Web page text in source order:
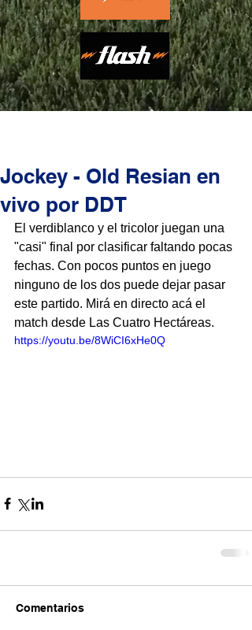
Jockey - Old Resian en
vivo por DDT
El verdiblanco y el tricolor juegan una
"casi" final por clasificar faltando pocas
fechas. Con pocos puntos en juego
ninguno de los dos puede dejar pasar
este partido. Mirá en directo acá el
match desde Las Cuatro Hectáreas.
https://youtu.be/8WiCI6xHe0Q
Comentarios